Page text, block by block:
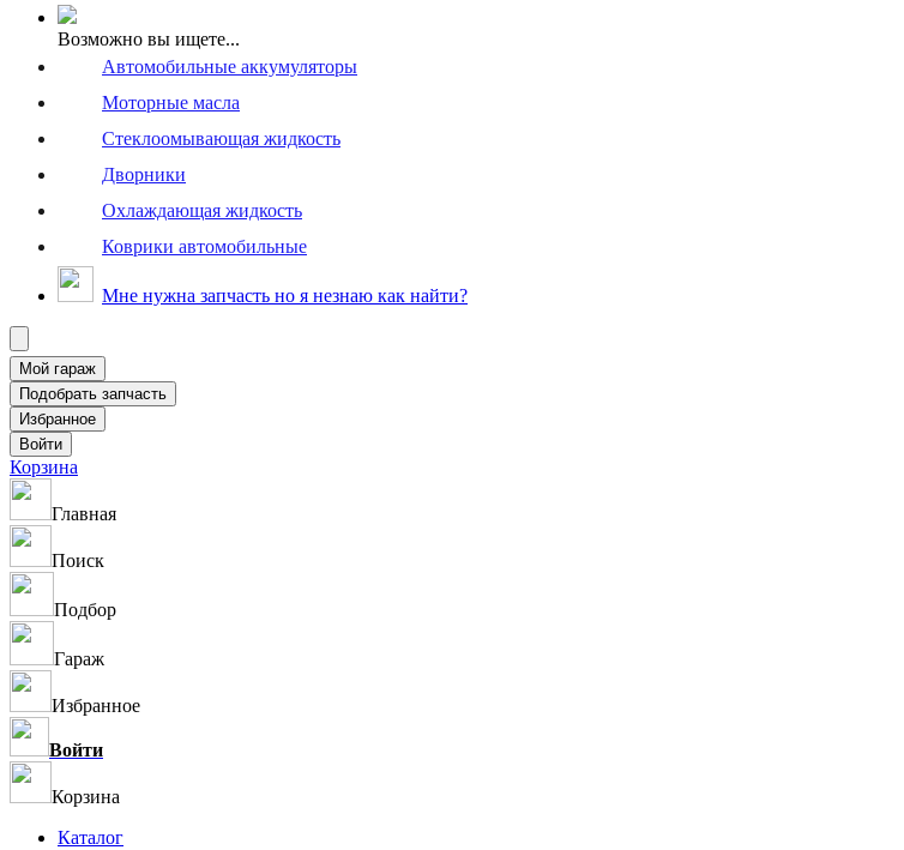
Возможно вы ищете...
Автомобильные аккумуляторы
Моторные масла
Стеклоомывающая жидкость
Дворники
Охлаждающая жидкость
Коврики автомобильные
Мне нужна запчасть но я незнаю как найти?
Корзина
Главная
Поиск
Подбор
Гараж
Избранное
Войти
Корзина
Каталог